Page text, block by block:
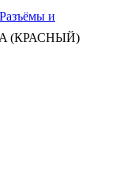
Разъёмы и
(КРАСНЫЙ)